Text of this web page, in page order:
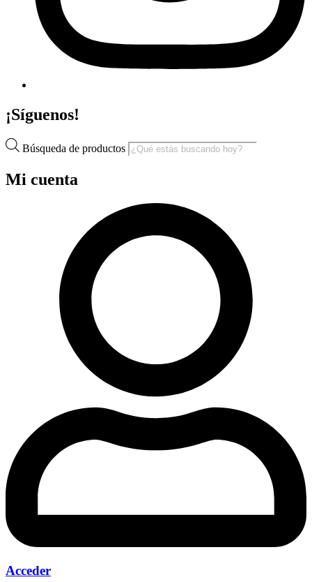
¡Síguenos!
Búsqueda de productos
Mi cuenta
Acceder